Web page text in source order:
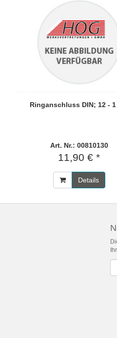
Ringanschluss DIN; 12 -
Art. Nr.: 00810130
11,90 € *
Details